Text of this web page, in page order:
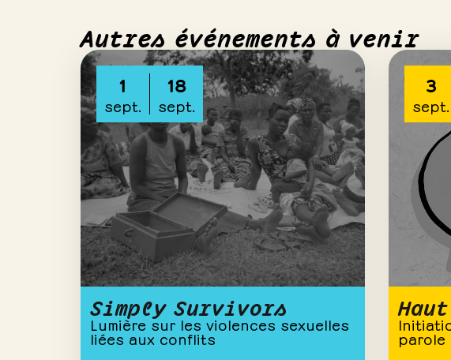
Autres événements à venir
1
sept.
18
sept.
Simply Survivors
Lumière sur les violences sexuelles
liées aux conflits
3
sept.